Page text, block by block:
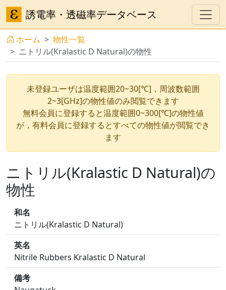
誘電率・透磁率データベース
ホーム
物性一覧
ニトリル(Kralastic D Natural)の物性
未登録ユーザは温度範囲20~30[℃]，周波数範囲
2~3[GHz]の物性値のみ閲覧できます
無料会員に登録すると温度範囲0~300[℃]の物性値
が，有料会員に登録するとすべての物性値が閲覧でき
ます
ニトリル(Kralastic D Natural)の
物性
和名
ニトリル(Kralastic D Natural)
英名
Nitrile Rubbers Kralastic D Natural
備考